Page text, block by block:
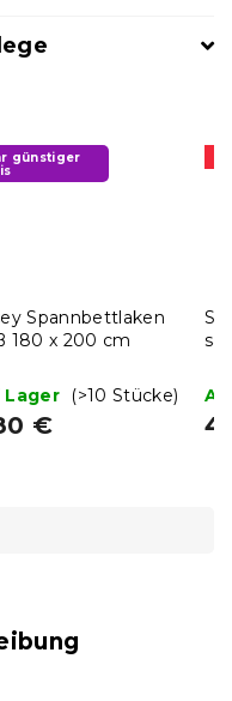
günstiger
Spannbettlaken
180 x 200 cm
Lager (>10 Stücke)
€